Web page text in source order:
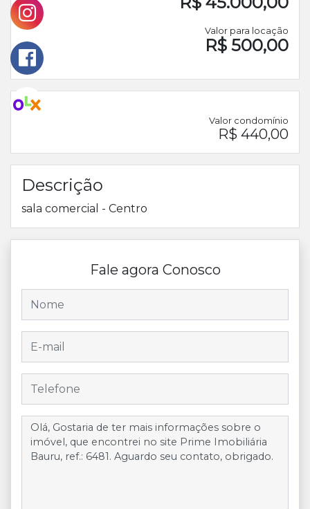
Valor para locação
R$ 500,00
Valor condomínio
R$ 440,00
Descrição
sala comercial - Centro
Fale agora Conosco